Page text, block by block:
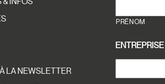
LA NEWSLETTER
PRÉNOM